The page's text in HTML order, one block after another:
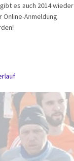
es auch 2014 wieder
Online-Anmeldung